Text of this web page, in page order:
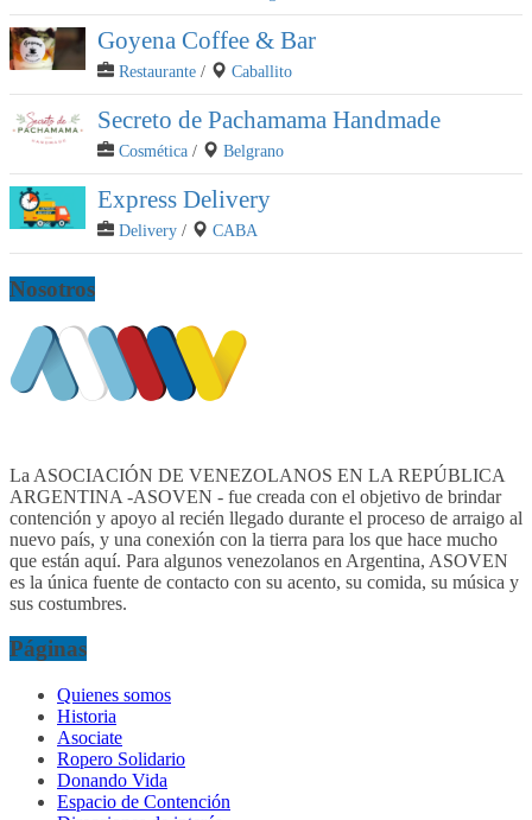
Goyena Coffee & Bar
Restaurante / Caballito
Secreto de Pachamama Handmade
Cosmética / Belgrano
Express Delivery
Delivery / CABA
Nosotros
La ASOCIACIÓN DE VENEZOLANOS EN LA REPÚBLICA
ARGENTINA -ASOVEN - fue creada con el objetivo de brindar
contención y apoyo al recién llegado durante el proceso de arraigo al
nuevo país, y una conexión con la tierra para los que hace mucho
que están aquí. Para algunos venezolanos en Argentina, ASOVEN
es la única fuente de contacto con su acento, su comida, su música y
sus costumbres.
Páginas
Quienes somos
Historia
Asociate
Ropero Solidario
Donando Vida
Espacio de Contención